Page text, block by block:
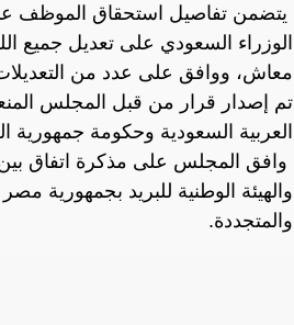
يتضمن تفاصيل استحقاق الموظف
الوزراء السعودي على تعديل جميع
معاش، ووافق على عدد من
تم إصدار قرار من قبل المجلس
العربية السعودية وحكومة جمهورية
وافق المجلس على مذكرة اتفاق
والهيئة الوطنية للبريد بجمهورية
والمتجددة.